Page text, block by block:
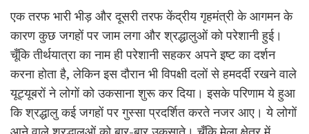
एक तरफ भारी भीड़ और दूसरी तरफ केंद्रीय गृहमंत्री के आगमन के
कारण कुछ जगहों पर जाम लगा और श्रद्धालुओं को परेशानी हुई।
चूँकि तीर्थयात्रा का नाम ही परेशानी सहकर अपने इष्ट का दर्शन
करना होता है, लेकिन इस दौरान भी विपक्षी दलों से हमदर्दी रखने वाले
यूट्यूबरों ने लोगों को उकसाना शुरू कर दिया। इसके परिणाम ये हुआ
कि श्रद्धालु कई जगहों पर गुस्सा प्रदर्शित करते नजर आए। ये लोगों